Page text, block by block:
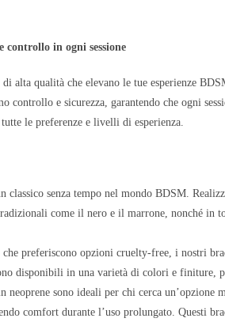
in ogni sessione
alta qualità che elevano le tue esperienze
controllo e sicurezza, garantendo che ogni
le preferenze e livelli di esperienza.
classico senza tempo nel mondo BDSM.
come il nero e il marrone, nonché in
preferiscono opzioni cruelty-free, i nostri
disponibili in una varietà di colori e finiture,
neoprene sono ideali per chi cerca
comfort durante l’uso prolungato. Questi